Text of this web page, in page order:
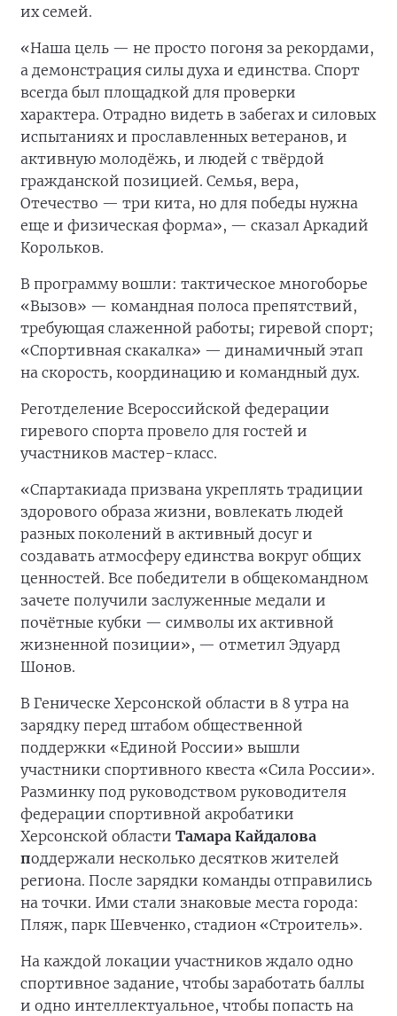
их семей.
«Наша цель — не просто погоня за рекордами,
а демонстрация силы духа и единства. Спорт
всегда был площадкой для проверки
характера. Отрадно видеть в забегах и силовых
испытаниях и прославленных ветеранов, и
активную молодёжь, и людей с твёрдой
гражданской позицией. Семья, вера,
Отечество — три кита, но для победы нужна
еще и физическая форма», — сказал Аркадий
Корольков.
В программу вошли: тактическое многоборье
«Вызов» — командная полоса препятствий,
требующая слаженной работы; гиревой спорт;
«Спортивная скакалка» — динамичный этап
на скорость, координацию и командный дух.
Реготделение Всероссийской федерации
гиревого спорта провело для гостей и
участников мастер-класс.
«Спартакиада призвана укреплять традиции
здорового образа жизни, вовлекать людей
разных поколений в активный досуг и
создавать атмосферу единства вокруг общих
ценностей. Все победители в общекомандном
зачете получили заслуженные медали и
почётные кубки — символы их активной
жизненной позиции», — отметил Эдуард
Шонов.
В Геническе Херсонской области в 8 утра на
зарядку перед штабом общественной
поддержки «Единой России» вышли
участники спортивного квеста «Сила России».
Разминку под руководством руководителя
федерации спортивной акробатики
Херсонской области Тамара Кайдалова
поддержали несколько десятков жителей
региона. После зарядки команды отправились
на точки. Ими стали знаковые места города:
Пляж, парк Шевченко, стадион «Строитель».
На каждой локации участников ждало одно
спортивное задание, чтобы заработать баллы
и одно интеллектуальное, чтобы попасть на